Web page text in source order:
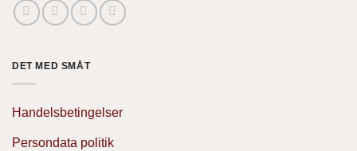
DET MED SMÅT
Handelsbetingelser
Persondata politik